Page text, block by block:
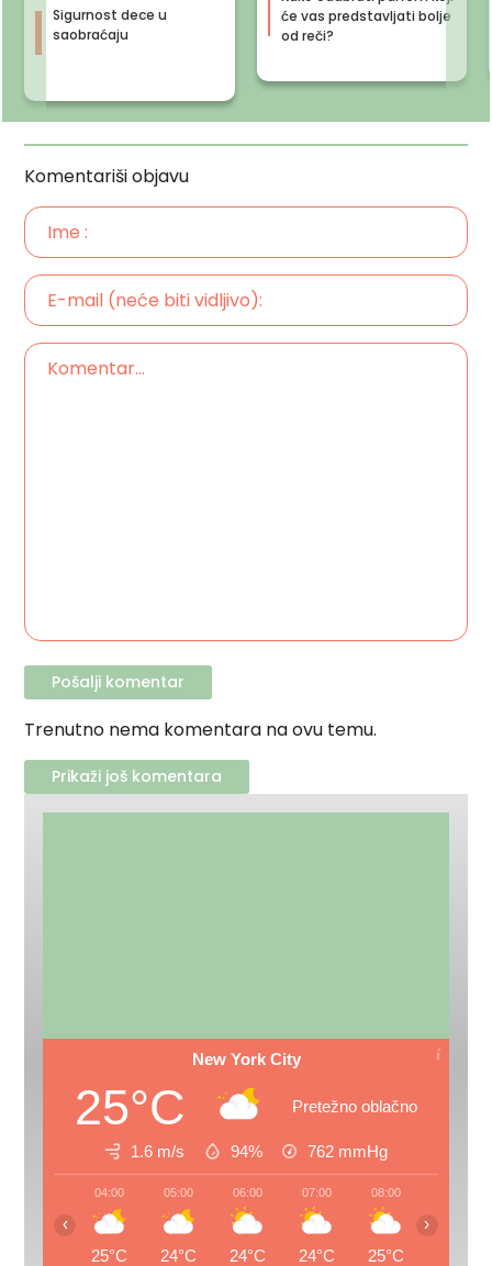
Sigurnost dece u
saobraćaju
će vas predstavljati bolje
od reči?
Komentariši objavu
Trenutno nema komentara na ovu temu.
Prikaži još komentara
New York City
25°C Pretežno oblačno
1.6 m/s 94% 762 mmHg
04:00
25°C
05:00
24°C
06:00
24°C
07:00
24°C
08:00
25°C
‹ ›